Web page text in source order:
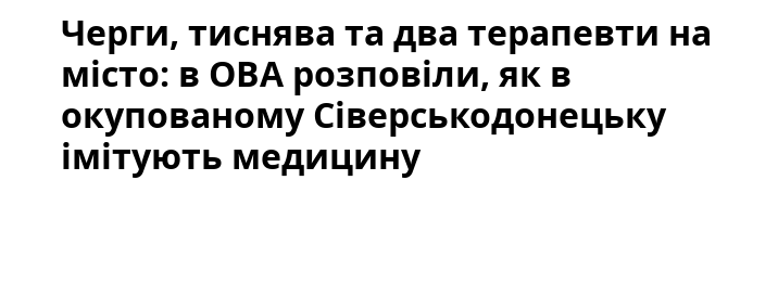
Черги, тиснява та два терапевти на
місто: в ОВА розповіли, як в
окупованому Сіверськодонецьку
імітують медицину